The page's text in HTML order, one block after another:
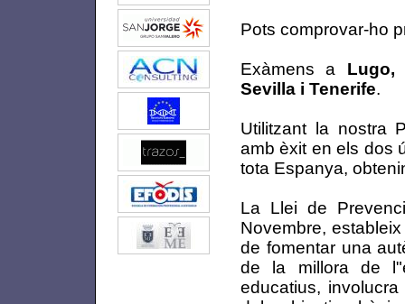
Pots comprovar-ho
Exàmens a Lugo,
Sevilla i Tenerife.
Utilitzant la nostra
amb èxit en els dos
tota Espanya,
La Llei de
Novembre,
de fomentar una
de la millora de
educatius,